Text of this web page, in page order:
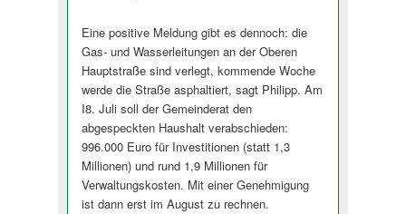
Eine positive Meldung gibt es dennoch: die
Gas- und Wasserleitungen an der Oberen
Hauptstraße sind verlegt, kommende Woche
werde die Straße asphaltiert, sagt Philipp. Am
I8. Juli soll der Gemeinderat den
abgespeckten Haushalt verabschieden:
996.000 Euro für Investitionen (statt 1,3
Millionen) und rund 1,9 Millionen für
Verwaltungskosten. Mit einer Genehmigung
ist dann erst im August zu rechnen.